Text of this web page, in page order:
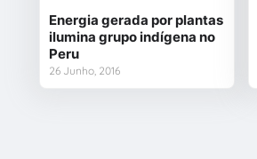
Energia gerada por plantas
ilumina grupo indígena no
Peru
26 Junho, 2016